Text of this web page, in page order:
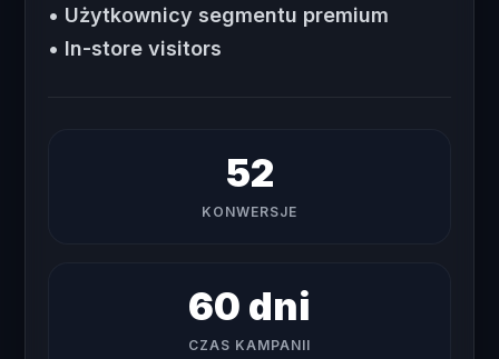
• Użytkownicy segmentu premium
• In-store visitors
52
KONWERSJE
60 dni
CZAS KAMPANII